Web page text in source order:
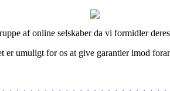
af online selskaber da vi formidler
umuligt for os at give garantier imod